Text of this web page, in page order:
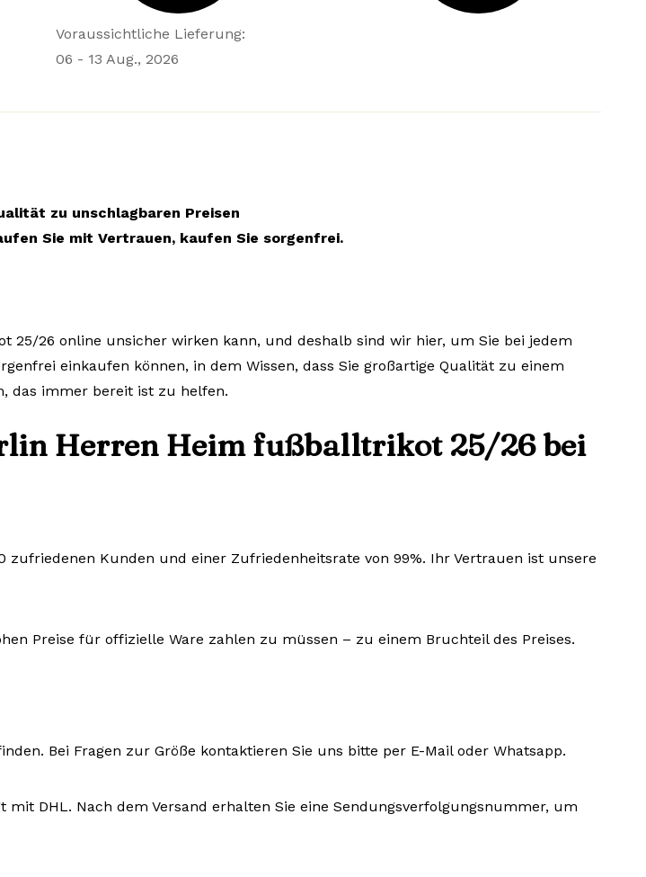
Voraussichtliche Lieferung:
06 - 13 Aug., 2026
zu unschlagbaren Preisen
Sie mit Vertrauen, kaufen Sie sorgenfrei.
25/26 online unsicher wirken kann, und deshalb sind wir hier, um Sie bei jedem
einkaufen können, in dem Wissen, dass Sie großartige Qualität zu einem
das immer bereit ist zu helfen.
Herren Heim fußballtrikot 25/26 bei
Kunden und einer Zufriedenheitsrate von 99%. Ihr Vertrauen ist unsere
Preise für offizielle Ware zahlen zu müssen – zu einem Bruchteil des Preises.
Bei Fragen zur Größe kontaktieren Sie uns bitte per E-Mail oder Whatsapp.
DHL. Nach dem Versand erhalten Sie eine Sendungsverfolgungsnummer, um